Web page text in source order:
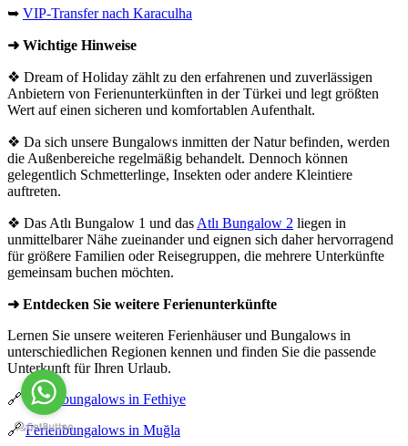
➥ VIP-Transfer nach Karaculha
➜ Wichtige Hinweise
❖ Dream of Holiday zählt zu den erfahrenen und zuverlässigen
Anbietern von Ferienunterkünften in der Türkei und legt größten
Wert auf einen sicheren und komfortablen Aufenthalt.
❖ Da sich unsere Bungalows inmitten der Natur befinden, werden
die Außenbereiche regelmäßig behandelt. Dennoch können
gelegentlich Schmetterlinge, Insekten oder andere Kleintiere
auftreten.
❖ Das Atlı Bungalow 1 und dasAtlı Bungalow 2 liegen in
unmittelbarer Nähe zueinander und eignen sich daher hervorragend
für größere Familien oder Reisegruppen, die mehrere Unterkünfte
gemeinsam buchen möchten.
➜ Entdecken Sie weitere Ferienunterkünfte
Lernen Sie unsere weiteren Ferienhäuser und Bungalows in
unterschiedlichen Regionen kennen und finden Sie die passende
Unterkunft für Ihren Urlaub.
🔗 Ferienbungalows in Fethiye
🔗Ferienbungalows in Muğla